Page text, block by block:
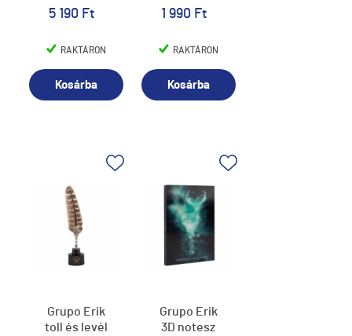
5 190 Ft
RAKTÁRON
Kosárba
1 990 Ft
RAKTÁRON
Kosárba
Grupo Erik
toll és levél
Grupo Erik
3D notesz